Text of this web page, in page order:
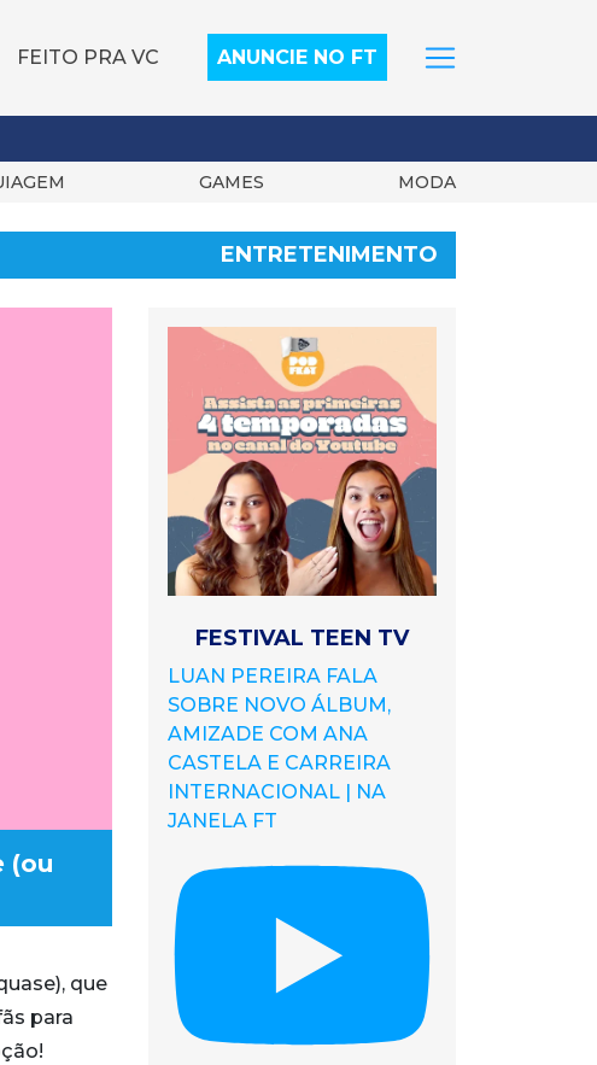
FEITO PRA VC ANUNCIE NO FT
GAMES MODA
ENTRETENIMENTO
(ou
que
para
FESTIVAL TEEN TV
LUAN PEREIRA FALA
SOBRE NOVO ÁLBUM,
AMIZADE COM ANA
CASTELA E CARREIRA
INTERNACIONAL | NA
JANELA FT